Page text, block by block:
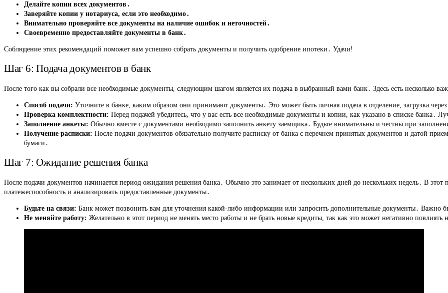
Делайте копии всех документов․
Заверяйте копии у нотариуса, если это необходимо․
Внимательно проверяйте все документы на наличие ошибок и неточностей․
Своевременно предоставляйте документы в банк․
Соблюдение этих рекомендаций поможет вам успешно собрать документы и получить одобрение ипотеки․ Удачи!
Шаг 6: Подача документов в банк
После того как вы собрали все необходимые документы, следующим шагом является их подача в выбранный вами банк․ Здесь есть несколько
Способ подачи: Уточните в банке, каким образом они принимают документы․ Это может быть личная подача в отделение, загрузка
Проверка комплектности: Перед подачей убедитесь, что у вас есть все необходимые документы и копии, как указано в списке банка․
Заполнение анкеты: Обычно вместе с документами необходимо заполнить анкету заемщика․ Будьте внимательны и честны при
Получение расписки: После подачи документов обязательно получите расписку от банка с перечнем принятых документов и датой
бумаги․
Шаг 7: Ожидание решения банка
После подачи документов начинается период ожидания решения банка․ Обычно это занимает от нескольких дней до нескольких недель․ В
платежеспособность и анализировать предоставленные документы․
Будьте на связи: Банк может позвонить вам для уточнения какой-либо информации или запросить дополнительные документы․ Важно
Не меняйте работу: Желательно в этот период не менять место работы и не брать новые кредиты, так как это может негативно повлиять